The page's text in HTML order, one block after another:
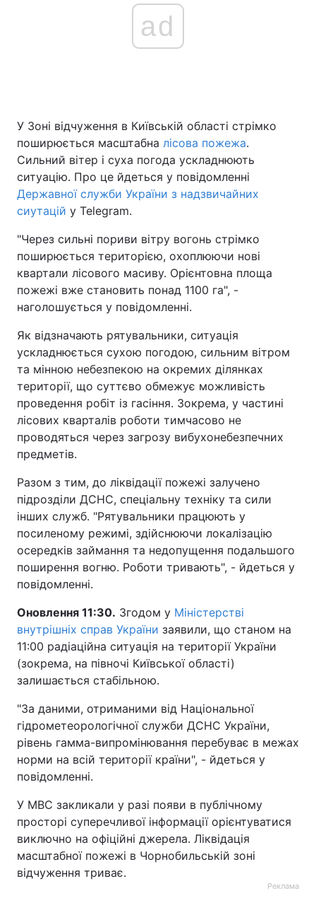
ad
У Зоні відчуження в Київській області стрімко
поширюється масштабна лісова пожежа.
Сильний вітер і суха погода ускладнюють
ситуацію. Про це йдеться у повідомленні
Державної служби України з надзвичайних
сиутацій у Telegram.
"Через сильні пориви вітру вогонь стрімко
поширюється територією, охоплюючи нові
квартали лісового масиву. Орієнтовна площа
пожежі вже становить понад 1100 га", -
наголошується у повідомленні.
Як відзначають рятувальники, ситуація
ускладнюється сухою погодою, сильним вітром
та мінною небезпекою на окремих ділянках
території, що суттєво обмежує можливість
проведення робіт із гасіння. Зокрема, у частині
лісових кварталів роботи тимчасово не
проводяться через загрозу вибухонебезпечних
предметів.
Разом з тим, до ліквідації пожежі залучено
підрозділи ДСНС, спеціальну техніку та сили
інших служб. "Рятувальники працюють у
посиленому режимі, здійснюючи локалізацію
осередків займання та недопущення подальшого
поширення вогню. Роботи тривають", - йдеться у
повідомленні.
Оновлення 11:30. Згодом у Міністерстві
внутрішніх справ України заявили, що станом на
11:00 радіаційна ситуація на території України
(зокрема, на півночі Київської області)
залишається стабільною.
"За даними, отриманими від Національної
гідрометеорологічної служби ДСНС України,
рівень гамма-випромінювання перебуває в межах
норми на всій території країни", - йдеться у
повідомленні.
У МВС закликали у разі появи в публічному
просторі суперечливої інформації орієнтуватися
виключно на офіційні джерела. Ліквідація
масштабної пожежі в Чорнобильській зоні
відчуження триває.
Реклама